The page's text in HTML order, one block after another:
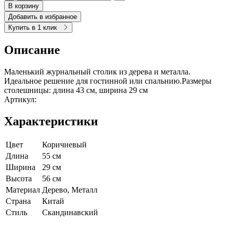
В корзину
Добавить в избранное
Купить в 1 клик
Описание
Маленький журнальный столик из дерева и металла.
Идеальное решение для гостинной или спальнию.Размеры
столешницы: длина 43 см, ширина 29 см
Артикул:
Характеристики
Цвет
Коричневый
Длина
55 см
Ширина
29 см
Высота
56 см
Материал Дерево, Металл
Страна
Китай
Cтиль
Скандинавский